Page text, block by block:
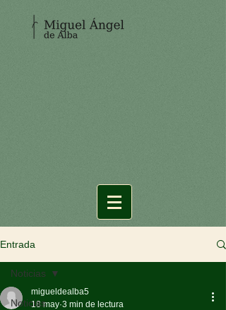
Entrada
Noticias
Noticias
migueldealba5
18 may 3 min de lectura